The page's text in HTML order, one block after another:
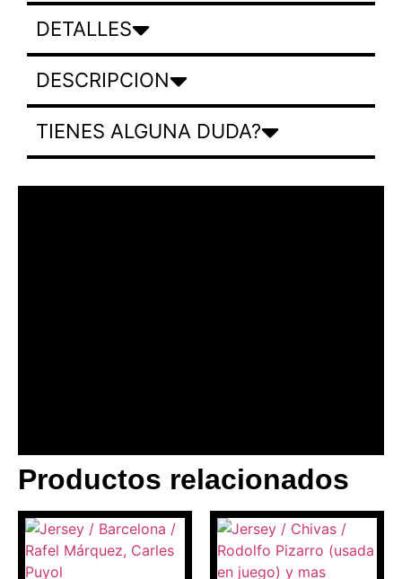
DETALLES
DESCRIPCION
TIENES ALGUNA DUDA?
BANNER CON
PROMOCIONES 1
Click Here
Productos relacionados